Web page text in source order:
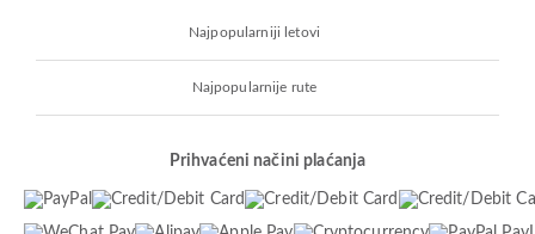
Najpopularniji letovi
Najpopularnije rute
Prihvaćeni načini plaćanja